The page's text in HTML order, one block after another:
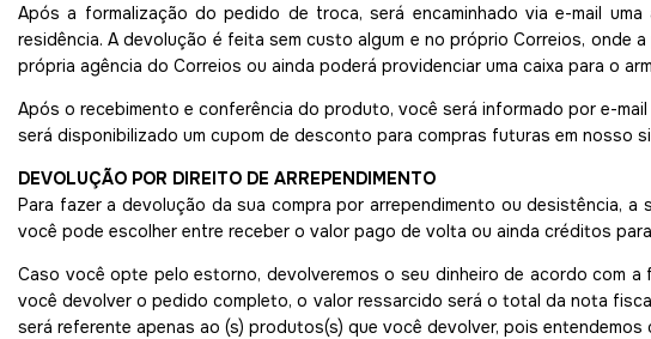
Após a formalização do pedido de troca, será encaminhado via e-mail
residência. A devolução é feita sem custo algum e no próprio Correios, onde
própria agência do Correios ou ainda poderá providenciar uma caixa para o
Após o recebimento e conferência do produto, você será informado por e-
será disponibilizado um cupom de desconto para compras futuras em nosso
DEVOLUÇÃO POR DIREITO DE ARREPENDIMENTO
Para fazer a devolução da sua compra por arrependimento ou desistência,
você pode escolher entre receber o valor pago de volta ou ainda créditos
Caso você opte pelo estorno, devolveremos o seu dinheiro de acordo com
você devolver o pedido completo, o valor ressarcido será o total da nota
será referente apenas ao (s) produtos(s) que você devolver, pois